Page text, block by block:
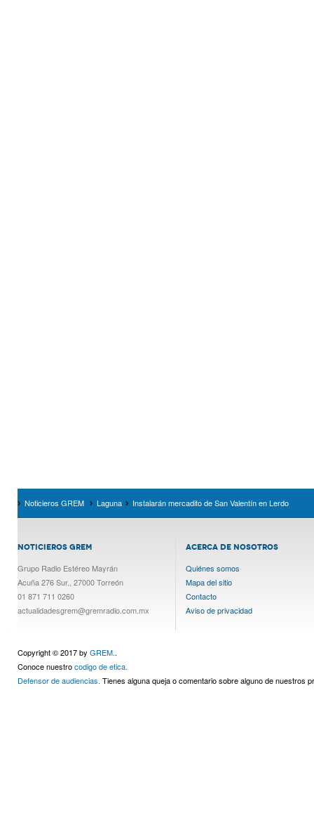
Noticieros GREM Laguna Instalarán mercadito de San Valentín en Lerdo
NOTICIEROS GREM
Grupo Radio Estéreo Mayrán
Acuña 276 Sur., 27000 Torreón
01 871 711 0260
actualidadesgrem@gremradio.com.mx
ACERCA DE NOSOTROS
Quiénes somos
Mapa del sitio
Contacto
Aviso de privacidad
Copyright © 2017 by GREM..
Conoce nuestrocodigo de etica.
Defensor de audiencias. Tienes alguna queja o comentario sobre alguno de nuestros